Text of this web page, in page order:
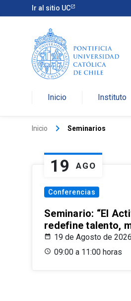
Ir al sitio UC
Inicio Instituto
Inicio keyboard_arrow_right Seminarios
19 AGO
Conferencias
Seminario: “El
redefine talento,
19 de Agosto de 2026
09:00 a 11:00 horas